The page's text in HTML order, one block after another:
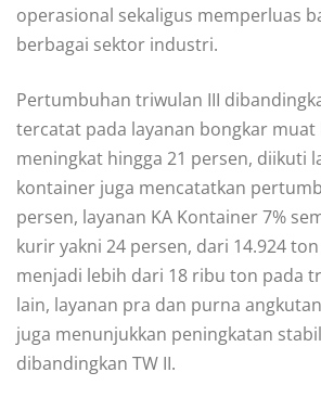
operasional sekaligus memperluas
berbagai sektor industri.
Pertumbuhan triwulan III
tercatat pada layanan bongkar
meningkat hingga 21 persen, diikuti
kontainer juga mencatatkan
persen, layanan KA Kontainer 7%
kurir yakni 24 persen, dari 14.924
menjadi lebih dari 18 ribu ton pada
lain, layanan pra dan purna
juga menunjukkan peningkatan
dibandingkan TW II.